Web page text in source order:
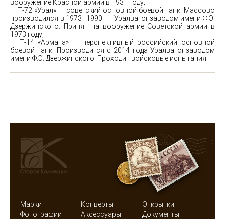
вооружение Красной армии в 1931 году;
— Т-72 «Урал» — советский основной боевой танк. Массово
производился в 1973–1990 гг. Уралвагонзаводом имени Ф.Э.
Дзержинского. Принят на вооружение Советской армии в
1973 году;
— Т-14 «Армата» — перспективный российский основной
боевой танк. Производится с 2014 года Уралвагонзаводом
имени Ф.Э. Дзержинского. Проходит войсковые испытания.
Марки Конверты
Открытки
Фотографии
Аксессуары Документы